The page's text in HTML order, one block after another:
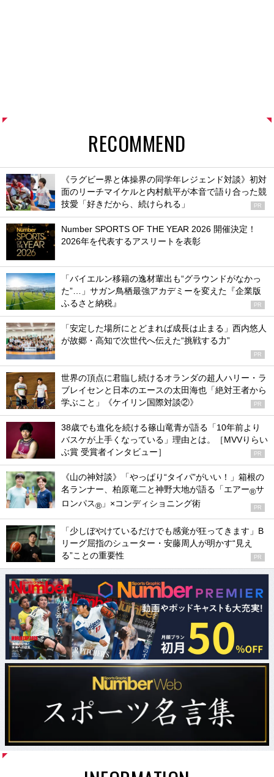
RECOMMEND
《ラグビー界と体操界の同学年レジェンド対談》初対
面のリーチマイケルと内村航平が本音で語り合った競
技愛「好きだから、続けられる」
PR
Number SPORTS OF THE YEAR 2026 開催決定！
2026年を代表するアスリートを表彰
「バイエルン移籍の逸材輩出も“グラウンドがなかっ
た”…」サガン鳥栖最強アカデミーを変えた『企業版
ふるさと納税』
PR
「安定した場所にとどまれば成長は止まる」西内悠人
が故郷・高知で次世代へ伝えた“挑戦する力”
PR
世界の頂点に君臨し続けるオランダの超人ハリー・ラ
ブレイセンと日本のエースの太田海也「絶対王者から
学ぶこと」《ケイリン国際対談②》
PR
38歳でも進化を続ける篠山竜青が語る「10年前より
バスケが上手くなっている」理由とは。［MVVりらい
ぶ賞 受賞者インタビュー］
PR
《山の神対談》「やっぱり“タイパ”がいい！」箱根の
名ランナー、柏原竜二と神野大地が語る「エアー®サ
ロンパス® 」×コンディショニング術 PR
「少しぼやけているだけでも感覚が狂ってきます」B
リーグ屈指のシューター・安藤周人が明かす“見え
る”ことの重要性
PR